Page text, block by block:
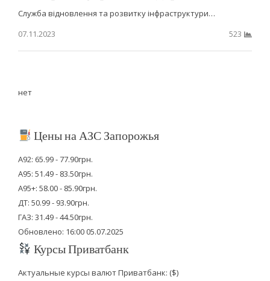
Служба відновлення та розвитку інфраструктури…
07.11.2023
523
нет
Цены на АЗС Запорожья
А92: 65.99 - 77.90грн.
А95: 51.49 - 83.50грн.
А95+: 58.00 - 85.90грн.
ДТ: 50.99 - 93.90грн.
ГАЗ: 31.49 - 44.50грн.
Обновлено: 16:00 05.07.2025
Курсы Приватбанк
Актуальные курсы валют Приватбанк: ($)